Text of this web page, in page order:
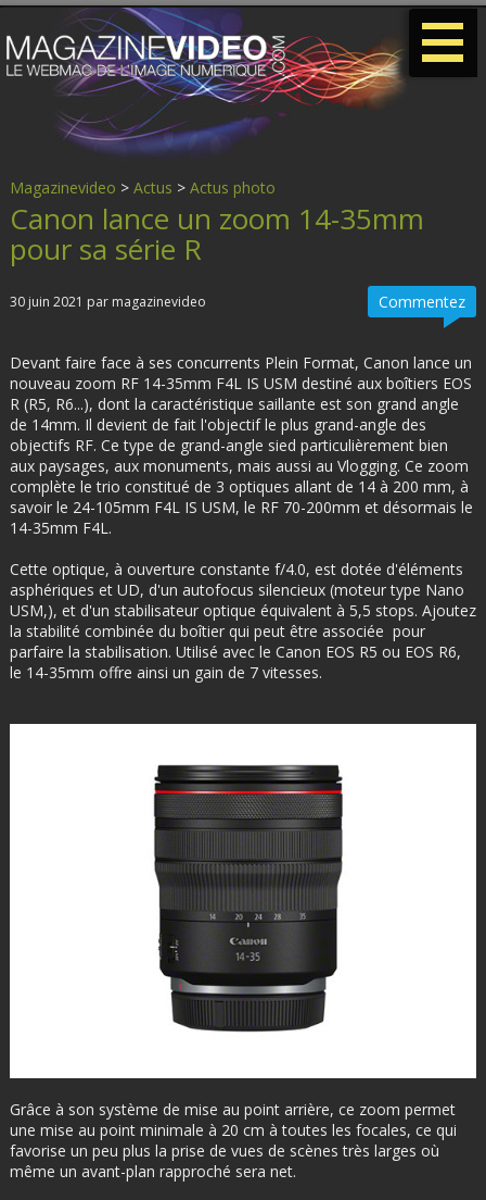
Magazinevideo > Actus > Actus photo
Canon lance un zoom 14-35mm
pour sa série R
Commentez
30 juin 2021 par magazinevideo
Devant faire face à ses concurrents Plein Format, Canon lance un
nouveau zoom RF 14-35mm F4L IS USM destiné aux boîtiers EOS
R (R5, R6...), dont la caractéristique saillante est son grand angle
de 14mm. Il devient de fait l'objectif le plus grand-angle des
objectifs RF. Ce type de grand-angle sied particulièrement bien
aux paysages, aux monuments, mais aussi au Vlogging. Ce zoom
complète le trio constitué de 3 optiques allant de 14 à 200 mm, à
savoir le 24-105mm F4L IS USM, le RF 70-200mm et désormais le
14-35mm F4L.
Cette optique, à ouverture constante f/4.0, est dotée d'éléments
asphériques et UD, d'un autofocus silencieux (moteur type Nano
USM,), et d'un stabilisateur optique équivalent à 5,5 stops. Ajoutez
la stabilité combinée du boîtier qui peut être associée pour
parfaire la stabilisation. Utilisé avec le Canon EOS R5 ou EOS R6,
le 14-35mm offre ainsi un gain de 7 vitesses.
Grâce à son système de mise au point arrière, ce zoom permet
une mise au point minimale à 20 cm à toutes les focales, ce qui
favorise un peu plus la prise de vues de scènes très larges où
même un avant-plan rapproché sera net.
-
-
-